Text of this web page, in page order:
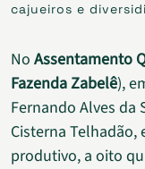
cajueiros e
No Assentamento
Fazenda Zabelê),
Fernando Alves da
Cisterna
produtivo, a oito